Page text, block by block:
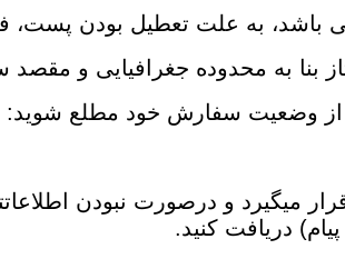
باشد، به علت تعطیل بودن پست،
جغرافیایی و مقصد سفارش بین ۱ تا ۷
از وضعیت سفارش خود مطلع شوید:
میگیرد و درصورت نبودن
دریافت کنید.